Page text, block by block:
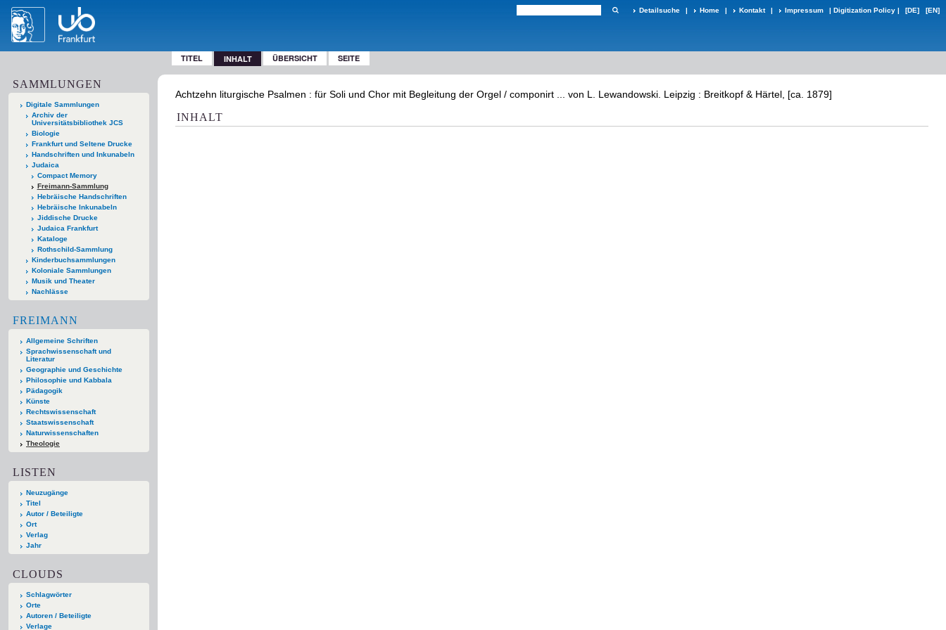
Detailsuche | Home | Kontakt | Impressum | Digitization Policy | [DE] [EN]
TITEL INHALT ÜBERSICHT SEITE
SAMMLUNGEN
Digitale Sammlungen
Archiv der
Universitätsbibliothek JCS
Biologie
Frankfurt und Seltene Drucke
Handschriften und Inkunabeln
Judaica
Compact Memory
Freimann-Sammlung
Hebräische Handschriften
Hebräische Inkunabeln
Jiddische Drucke
Judaica Frankfurt
Kataloge
Rothschild-Sammlung
Kinderbuchsammlungen
Koloniale Sammlungen
Musik und Theater
Nachlässe
FREIMANN
Allgemeine Schriften
Sprachwissenschaft und
Literatur
Geographie und Geschichte
Philosophie und Kabbala
Pädagogik
Künste
Rechtswissenschaft
Staatswissenschaft
Naturwissenschaften
Theologie
LISTEN
Neuzugänge
Titel
Autor / Beteiligte
Ort
Verlag
Jahr
CLOUDS
Schlagwörter
Orte
Autoren / Beteiligte
Verlage
Achtzehn liturgische Psalmen : für Soli und Chor mit Begleitung der Orgel / componirt ... von L. Lewandowski. Leipzig : Breitkopf & Härtel, [ca. 1879]
INHALT